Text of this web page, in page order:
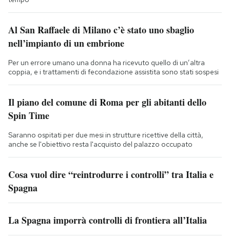
Al San Raffaele di Milano c’è stato uno sbaglio
nell’impianto di un embrione
Per un errore umano una donna ha ricevuto quello di un’altra
coppia, e i trattamenti di fecondazione assistita sono stati sospesi
Il piano del comune di Roma per gli abitanti dello
Spin Time
Saranno ospitati per due mesi in strutture ricettive della città,
anche se l'obiettivo resta l'acquisto del palazzo occupato
Cosa vuol dire “reintrodurre i controlli” tra Italia e
Spagna
La Spagna imporrà controlli di frontiera all’Italia